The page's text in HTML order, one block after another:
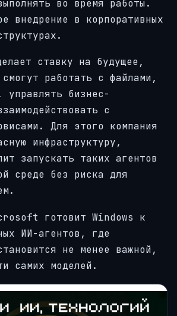
во время работы.
внедрение в корпоративных
ставку на будущее,
работать с файлами,
управлять бизнес-
с
Для этого компания
инфраструктуру,
запускать таких агентов
среде без риска для
готовит Windows к
ИИ-агентов, где
не менее важной,
самих моделей.